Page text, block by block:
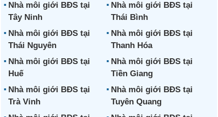
Nhà môi giới BĐS tại
Tây Ninh
Nhà môi giới BĐS tại
Thái Bình
Nhà môi giới BĐS tại
Thái Nguyên
Nhà môi giới BĐS tại
Thanh Hóa
Nhà môi giới BĐS tại
Huế
Nhà môi giới BĐS tại
Tiền Giang
Nhà môi giới BĐS tại
Trà Vinh
Nhà môi giới BĐS tại
Tuyên Quang